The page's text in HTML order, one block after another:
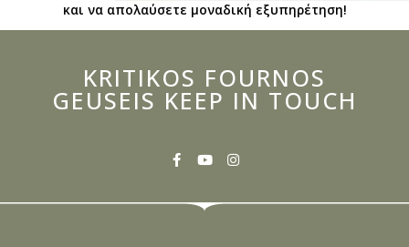
και να απολαύσετε μοναδική εξυπηρέτηση!
KRITIKOS FOURNOS
GEUSEIS KEEP IN TOUCH